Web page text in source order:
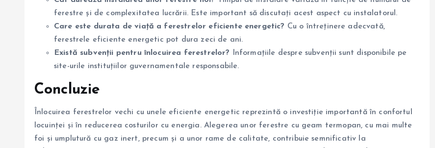
ferestre și de complexitatea lucrării. Este important să discutați acest aspect cu instalatorul.
Care este durata de viață a ferestrelor eficiente energetic? Cu o întreținere adecvată,
ferestrele eficiente energetic pot dura zeci de ani.
Există subvenții pentru înlocuirea ferestrelor? Informațiile despre subvenții sunt disponibile pe
site-urile instituțiilor guvernamentale responsabile.
Concluzie
Înlocuirea ferestrelor vechi cu unele eficiente energetic reprezintă o investiție importantă în confortul
locuinței și în reducerea costurilor cu energia. Alegerea unor ferestre cu geam termopan, cu mai multe
foi și umplutură cu gaz inert, precum și a unor rame de calitate, contribuie semnificativ la